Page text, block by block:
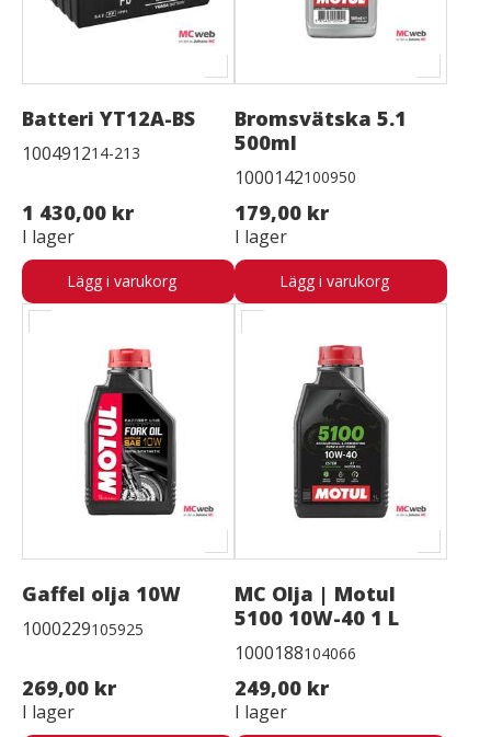
Batteri YT12A-BS
100491214-213
1 430,00 kr
I lager
Lägg i varukorg
Bromsvätska 5.1
500ml
1000142100950
179,00 kr
I lager
Lägg i varukorg
Gaffel olja 10W
1000229105925
269,00 kr
I lager
MC Olja | Motul
5100 10W-40 1 L
1000188104066
249,00 kr
I lager